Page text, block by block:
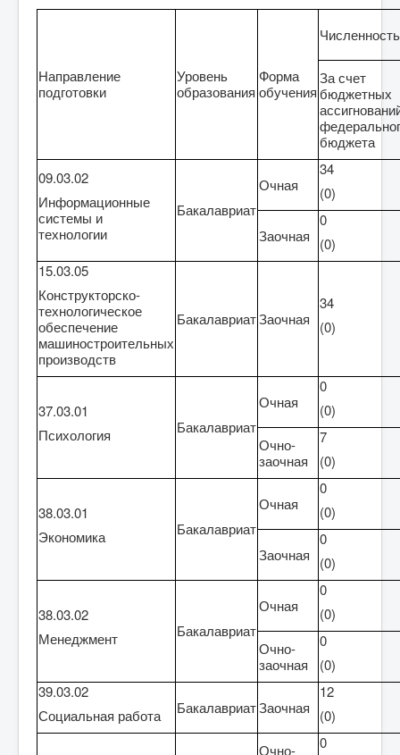
Направление
подготовки
Уровень
образования
Форма
обучения
За счет
бюджетных
бюджета
09.03.02
Информационные
системы и
технологии
Бакалавриат
Очная
34
(0)
Заочная
0
(0)
15.03.05
Конструкторско-
технологическое
обеспечение
машиностроительных
производств
БакалавриатЗаочная
34
(0)
37.03.01
Психология
Бакалавриат
Очная
0
(0)
Очно-
заочная
7
(0)
38.03.01
Экономика
Бакалавриат
Очная
0
(0)
Заочная
0
(0)
38.03.02
Менеджмент
Бакалавриат
Очная
0
(0)
Очно-
заочная
0
(0)
39.03.02
Социальная работа
БакалавриатЗаочная
12
(0)
Очно-
0